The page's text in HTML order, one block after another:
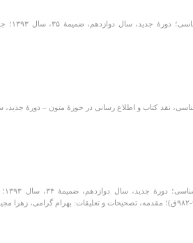
دو فصلنامۀ
نقد کتاب و اطلاع رسانی در حوزۀ متون – دورۀ جدید،
دو